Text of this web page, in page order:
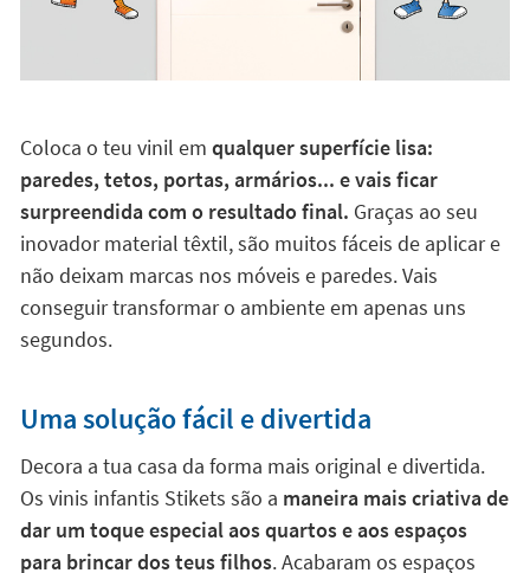
Coloca o teu vinil em
qualquer superfície lisa:
paredes, tetos, portas, armários... e vais ficar
inovador material têxtil, são muitos fáceis de aplicar e
não deixam marcas nos móveis e paredes. Vais
conseguir transformar o ambiente em apenas uns
segundos.